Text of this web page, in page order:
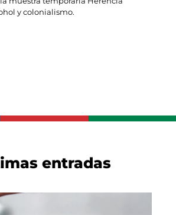
y colonialismo.
entradas